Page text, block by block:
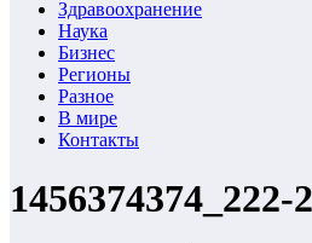
Здравоохранение
Наука
Бизнес
Регионы
Разное
В мире
Контакты
1456374374_222-